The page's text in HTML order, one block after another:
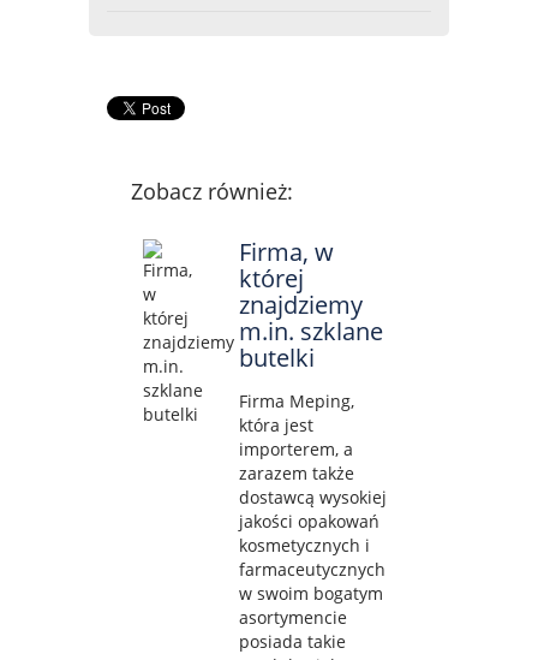
Zobacz również:
Firma, w
której
znajdziemy
m.in. szklane
butelki
Firma Meping,
która jest
importerem, a
zarazem także
dostawcą wysokiej
jakości opakowań
kosmetycznych i
farmaceutycznych
w swoim bogatym
asortymencie
posiada takie